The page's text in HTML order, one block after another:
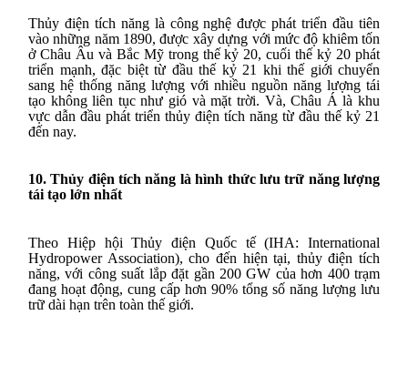
Thủy điện tích năng là công nghệ được phát triển đầu tiên
vào những năm 1890, được xây dựng với mức độ khiêm tốn
ở Châu Âu và Bắc Mỹ trong thế kỷ 20, cuối thế kỷ 20 phát
triển mạnh, đặc biệt từ đầu thế kỷ 21 khi thế giới chuyển
sang hệ thống năng lượng với nhiều nguồn năng lượng tái
tạo không liên tục như gió và mặt trời. Và, Châu Á là khu
vực dẫn đầu phát triển thủy điện tích năng từ đầu thế kỷ 21
đến nay.
10. Thủy điện tích năng là hình thức lưu trữ năng lượng
tái tạo lớn nhất
Theo Hiệp hội Thủy điện Quốc tế (IHA: International
Hydropower Association), cho đến hiện tại, thủy điện tích
năng, với công suất lắp đặt gần 200 GW của hơn 400 trạm
đang hoạt động, cung cấp hơn 90% tổng số năng lượng lưu
trữ dài hạn trên toàn thế giới.